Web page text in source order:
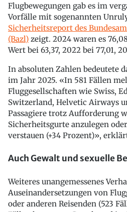
Flugbewegungen gab es im
Vorfälle mit sogenannten
Sicherheitsreport des
(Bazl) zeigt. 2024 waren es
Wert bei 63,37, 2022 bei 77,01,
In absoluten Zahlen bedeutete
im Jahr 2025. «In 581 Fällen
Fluggesellschaften wie Swiss,
Switzerland, Helvetic Airways
Passagiere trotz Aufforderung
Sicherheitsgurte anzulegen
verstauen (+34 Prozent)»,
Auch Gewalt und sexuelle
Weiteres unangemessenes
Auseinandersetzungen von
oder anderen Reisenden (523